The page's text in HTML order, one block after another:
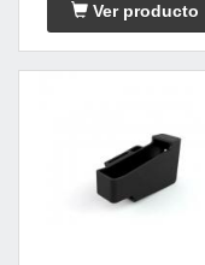
Ver producto